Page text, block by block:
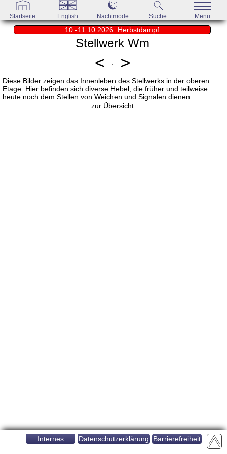
Startseite English Nachtmode Suche Menü
10.-11.10.2026: Herbstdampf
Stellwerk Wm
< >
Diese Bilder zeigen das Innenleben des Stellwerks in der oberen
Etage. Hier befinden sich diverse Hebel, die früher und teilweise
heute noch dem Stellen von Weichen und Signalen dienen.
zur Übersicht
Internes Datenschutzerklärung Barrierefreiheit